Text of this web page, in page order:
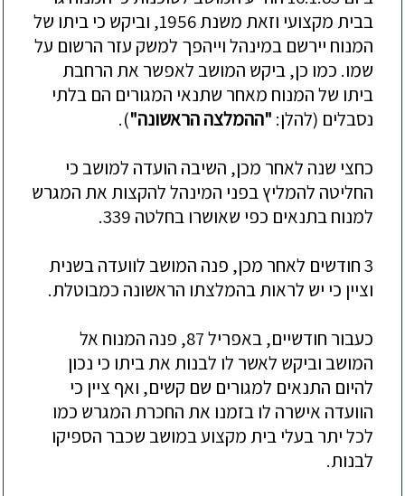
בבית מקצועי וזאת משנת 1956, וביקש כי ביתו של
המנוח יירשם במינהל וייהפך למשק עזר הרשום על
שמו. כמו כן, ביקש המושב לאפשר את הרחבת
ביתו של המנוח מאחר שתנאי המגורים הם בלתי
נסבלים (להלן: "ההמלצה הראשונה").
כחצי שנה לאחר מכן, השיבה הועדה למושב כי
החליטה להמליץ בפני המינהל להקצות את המגרש
למנוח בתנאים כפי שאושרו בחלטה 339.
3 חודשים לאחר מכן, פנה המושב לוועדה בשנית
וציין כי יש לראות בהמלצתו הראשונה כמבוטלת.
כעבור
חודשיים, באפריל 87, פנה המנוח אל
המושב וביקש לאשר לו לבנות את ביתו כי נכון
להיום התנאים למגורים שם קשים, ואף ציין כי
הוועדה אישרה לו בזמנו את החכרת המגרש כמו
לכל יתר בעלי בית מקצוע במושב שכבר הספיקו
לבנות.